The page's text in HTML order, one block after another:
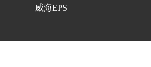
威海EPS